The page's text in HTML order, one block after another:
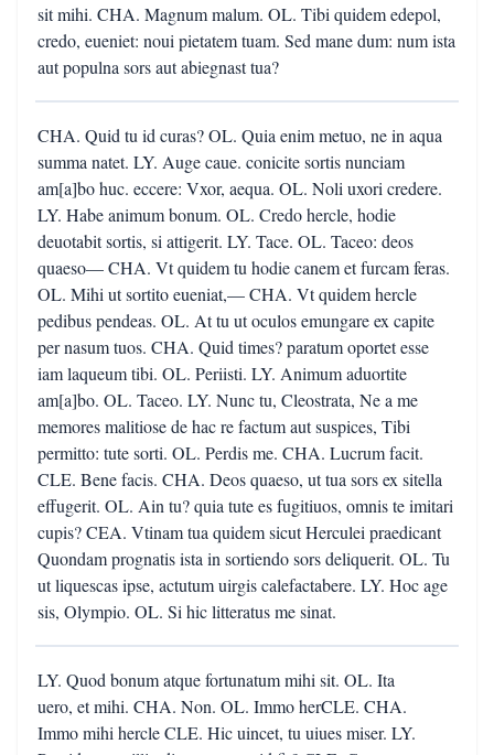
sit mihi. CHA. Magnum malum. OL. Tibi quidem edepol,
credo, eueniet: noui pietatem tuam. Sed mane dum: num ista
aut populna sors aut abiegnast tua?
CHA. Quid tu id curas? OL. Quia enim metuo, ne in aqua
summa natet. LY. Auge caue. conicite sortis nunciam
am[a]bo huc. eccere: Vxor, aequa. OL. Noli uxori credere.
LY. Habe animum bonum. OL. Credo hercle, hodie
deuotabit sortis, si attigerit. LY. Tace. OL. Taceo: deos
quaeso— CHA. Vt quidem tu hodie canem et furcam feras.
OL. Mihi ut sortito eueniat,— CHA. Vt quidem hercle
pedibus pendeas. OL. At tu ut oculos emungare ex capite
per nasum tuos. CHA. Quid times? paratum oportet esse
iam laqueum tibi. OL. Periisti. LY. Animum aduortite
am[a]bo. OL. Taceo. LY. Nunc tu, Cleostrata, Ne a me
memores malitiose de hac re factum aut suspices, Tibi
permitto: tute sorti. OL. Perdis me. CHA. Lucrum facit.
CLE. Bene facis. CHA. Deos quaeso, ut tua sors ex sitella
effugerit. OL. Ain tu? quia tute es fugitiuos, omnis te imitari
cupis? CEA. Vtinam tua quidem sicut Herculei praedicant
Quondam prognatis ista in sortiendo sors deliquerit. OL. Tu
ut liquescas ipse, actutum uirgis calefactabere. LY. Hoc age
sis, Olympio. OL. Si hic litteratus me sinat.
LY. Quod bonum atque fortunatum mihi sit. OL. Ita
uero, et mihi. CHA. Non. OL. Immo herCLE. CHA.
Immo mihi hercle CLE. Hic uincet, tu uiues miser. LY.